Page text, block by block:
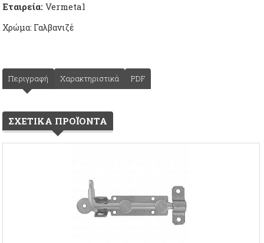
Εταιρεία: Vermetal
Χρώμα: Γαλβανιζέ
Περιγραφή Χαρακτηριστικά PDF
ΣΧΕΤΙΚΑ ΠΡΟΪΟΝΤΑ